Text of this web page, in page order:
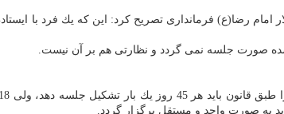
رضا(ع) فرمانداری تصریح كرد: این كه یك فرد با
صورت جلسه نمی گردد و نظارتی هم بر آن نیست.
به صورت واحد و مستقل برگزار گردد.